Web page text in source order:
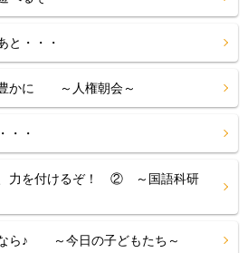
と・・・
かに ～人権朝会～
・・・
、力を付けるぞ！ ② ～国語科研
ら♪ ～今日の子どもたち～